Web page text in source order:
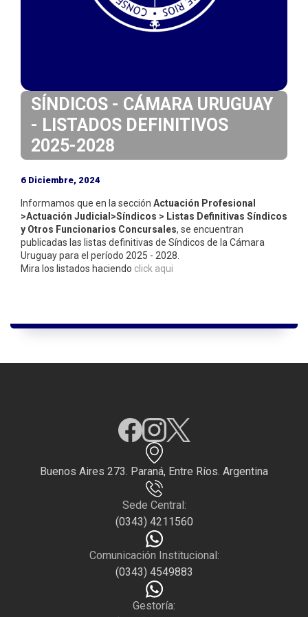
i
n
a
l
SÍNDICOS - CÁMARA URUGUAY
- LISTADOS DEFINITIVOS
2025-2028
6 Diciembre, 2024
Informamos que en la sección Actuación Profesional
>Actuación Judicial>Síndicos > Listas Definitivas Síndicos
y Otros Funcionarios Concursales, se encuentran
publicadas las listas definitivas de Síndicos de la Cámara
Uruguay para el período 2025 - 2028.
Mira los listados haciendo click aqui
Buenos Aires 273. Paraná, Entre Ríos. Argentina
Sede Central:
(0343) 4211560
Comunicación Institucional:
(0343) 4549883
Gestoría: